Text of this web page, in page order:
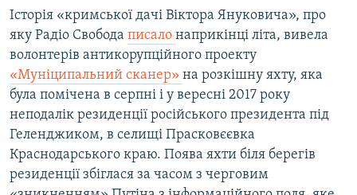
Історія «кримської дачі Віктора Януковича», про
яку Радіо Свобода писало наприкінці літа, вивела
волонтерів антикорупційного проекту
«Муніципальний сканер» на розкішну яхту, яка
була помічена в серпні і у вересні 2017 року
неподалік резиденції російського президента під
Геленджиком, в селищі Прасковєєвка
Краснодарського краю. Поява яхти біля берегів
резиденції збіглася за часом з черговим